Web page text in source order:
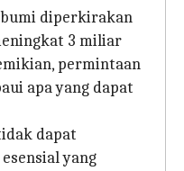
bumi diperkirakan
3 miliar
permintaan
apa yang dapat
dapat
yang